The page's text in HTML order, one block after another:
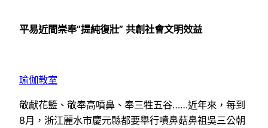
平易近間崇奉“提純復壯” 共創社會文明效益
瑜伽教室
敬獻花籃、敬奉高噴鼻、奉三牲五谷……近年來，每到
8月，浙江麗水市慶元縣都要舉行噴鼻菇鼻祖吳三公朝